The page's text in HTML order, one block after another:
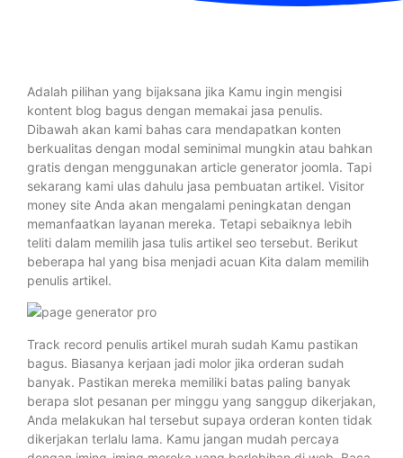
Adalah pilihan yang bijaksana jika Kamu ingin mengisi
kontent blog bagus dengan memakai jasa penulis.
Dibawah akan kami bahas cara mendapatkan konten
berkualitas dengan modal seminimal mungkin atau bahkan
gratis dengan menggunakan article generator joomla. Tapi
sekarang kami ulas dahulu jasa pembuatan artikel. Visitor
money site Anda akan mengalami peningkatan dengan
memanfaatkan layanan mereka. Tetapi sebaiknya lebih
teliti dalam memilih jasa tulis artikel seo tersebut. Berikut
beberapa hal yang bisa menjadi acuan Kita dalam memilih
penulis artikel.
Track record penulis artikel murah sudah Kamu pastikan
bagus. Biasanya kerjaan jadi molor jika orderan sudah
banyak. Pastikan mereka memiliki batas paling banyak
berapa slot pesanan per minggu yang sanggup dikerjakan,
Anda melakukan hal tersebut supaya orderan konten tidak
dikerjakan terlalu lama. Kamu jangan mudah percaya